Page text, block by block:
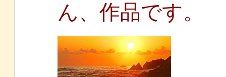
ん、作品です。